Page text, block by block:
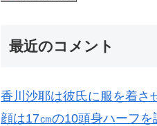
最近のコメント
香川沙耶は彼氏に服を着さ
顔は17㎝の10頭身ハーフを